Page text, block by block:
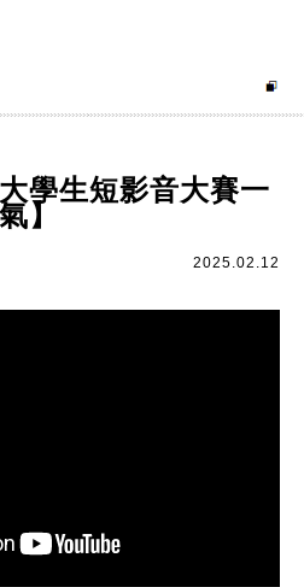
學生短影音大賽一
】
2025.02.12